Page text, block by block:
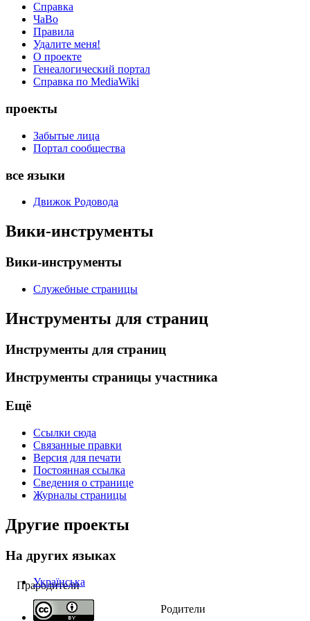
Прародители
Родители
Справка
ЧаВо
Правила
Удалите меня!
О проекте
Генеалогический портал
Справка по MediaWiki
проекты
Забытые лица
Портал сообщества
все языки
Движок Родовода
Вики-инструменты
Вики-инструменты
Служебные страницы
Инструменты для страниц
Инструменты для страниц
Инструменты страницы участника
Ещё
Ссылки сюда
Связанные правки
Версия для печати
Постоянная ссылка
Сведения о странице
Журналы страницы
Другие проекты
На других языках
Українська